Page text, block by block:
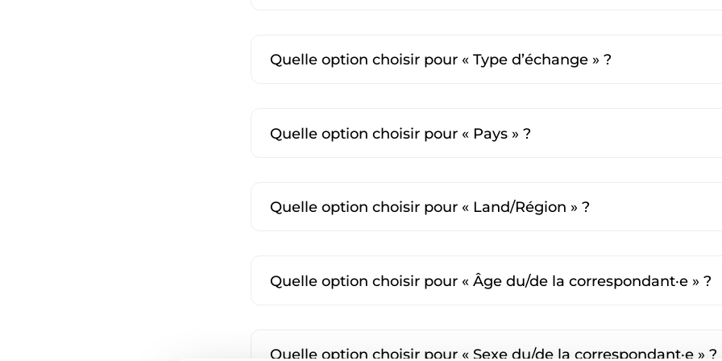
Quelle option choisir pour « Type d’échange » ?
Quelle option choisir pour « Pays » ?
Quelle option choisir pour « Land/Région » ?
Quelle option choisir pour « Âge du/de la correspondant·e » ?
Quelle option choisir pour « Sexe du/de la correspondant·e » ?